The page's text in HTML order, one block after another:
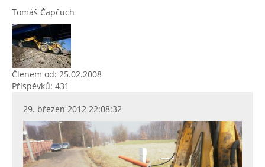
Tomáš Čapčuch
Členem od: 25.02.2008
Příspěvků: 431
29. březen 2012 22:08:32